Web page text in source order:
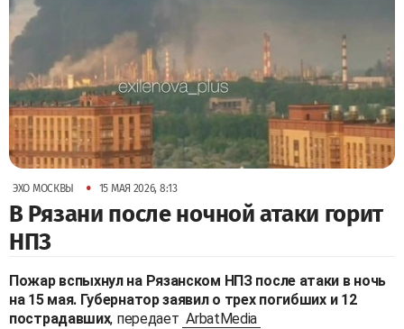
ЭХО МОСКВЫ • 15 МАЯ 2026, 8:13
В Рязани после ночной атаки горит
НПЗ
Пожар вспыхнул на Рязанском НПЗ после атаки в ночь
на 15 мая. Губернатор заявил о трех погибших и 12
пострадавших, передает ArbatMedia